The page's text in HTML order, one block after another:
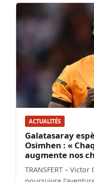
ACTUALITÉS
Galatasaray
Osimhen : «
augmente nos
TRANSFERT –